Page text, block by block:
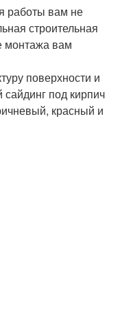
работы вам не
строительная
монтажа вам
поверхности и
под кирпич
красный и